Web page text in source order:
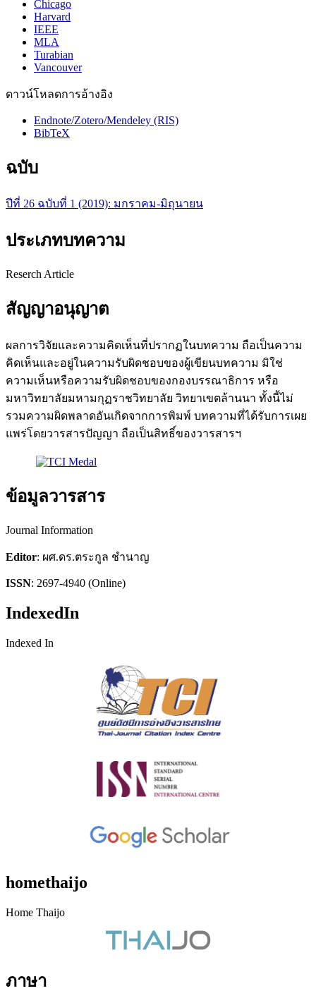
Chicago
Harvard
IEEE
MLA
Turabian
Vancouver
ดาวน์โหลดการอ้างอิง
Endnote/Zotero/Mendeley (RIS)
BibTeX
ฉบับ
ปีที่ 26 ฉบับที่ 1 (2019): มกราคม-มิถุนายน
ประเภทบทความ
Reserch Article
สัญญาอนุญาต
ผลการวิจัยและความคิดเห็นที่ปรากฏในบทความ ถือเป็นความ
คิดเห็นและอยู่ในความรับผิดชอบของผู้เขียนบทความ มิใช่
ความเห็นหรือความรับผิดชอบของกองบรรณาธิการ หรือ
มหาวิทยาลัยมหามกุฏราชวิทยาลัย วิทยาเขตล้านนา ทั้งนี้ไม่
รวมความผิดพลาดอันเกิดจากการพิมพ์ บทความที่ได้รับการเผย
แพร่โดยวารสารปัญญา ถือเป็นสิทธิ์ของวารสารฯ
ข้อมูลวารสาร
Journal Information
Editor: ผศ.ดร.ตระกูล ชำนาญ
ISSN: 2697-4940 (Online)
IndexedIn
Indexed In
homethaijo
Home Thaijo
ภาษา